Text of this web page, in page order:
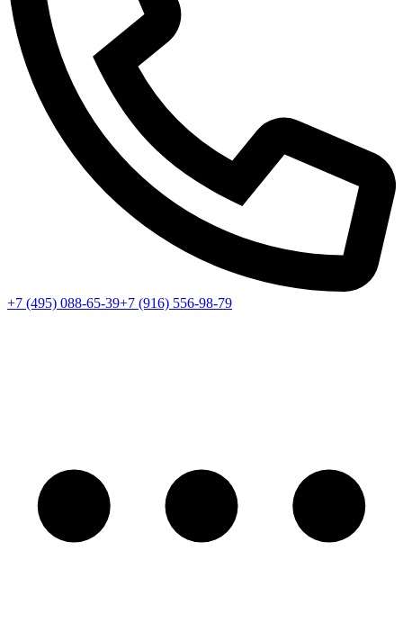
+7 (495) 088-65-39+7 (916) 556-98-79